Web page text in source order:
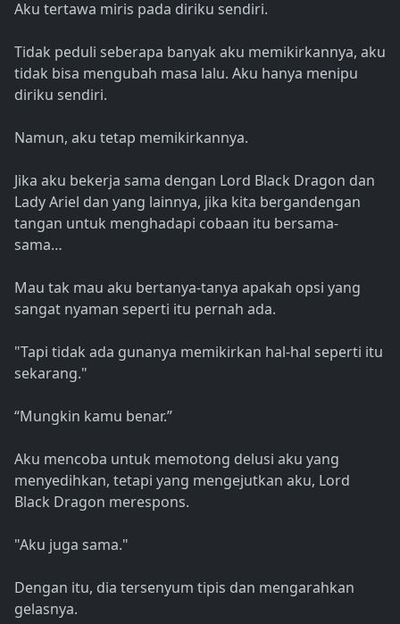
Aku tertawa miris pada diriku sendiri.
Tidak peduli seberapa banyak aku memikirkannya, aku
tidak bisa mengubah masa lalu. Aku hanya menipu
diriku sendiri.
Namun, aku tetap memikirkannya.
Jika aku bekerja sama dengan Lord Black Dragon dan
Lady Ariel dan yang lainnya, jika kita bergandengan
tangan untuk menghadapi cobaan itu bersama-
sama…
Mau tak mau aku bertanya-tanya apakah opsi yang
sangat nyaman seperti itu pernah ada.
"Tapi tidak ada gunanya memikirkan hal-hal seperti itu
sekarang."
“Mungkin kamu benar.”
Aku mencoba untuk memotong delusi aku yang
menyedihkan, tetapi yang mengejutkan aku, Lord
Black Dragon merespons.
"Aku juga sama."
Dengan itu, dia tersenyum tipis dan mengarahkan
gelasnya.